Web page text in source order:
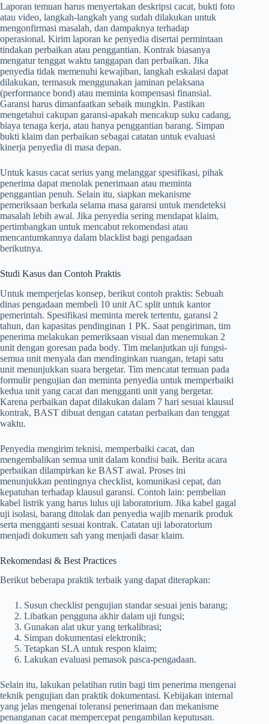
Laporan temuan harus menyertakan deskripsi cacat, bukti foto
atau video, langkah-langkah yang sudah dilakukan untuk
mengonfirmasi masalah, dan dampaknya terhadap
operasional. Kirim laporan ke penyedia disertai permintaan
tindakan perbaikan atau penggantian. Kontrak biasanya
mengatur tenggat waktu tanggapan dan perbaikan. Jika
penyedia tidak memenuhi kewajiban, langkah eskalasi dapat
dilakukan, termasuk menggunakan jaminan pelaksana
(performance bond) atau meminta kompensasi finansial.
Garansi harus dimanfaatkan sebaik mungkin. Pastikan
mengetahui cakupan garansi-apakah mencakup suku cadang,
biaya tenaga kerja, atau hanya penggantian barang. Simpan
bukti klaim dan perbaikan sebagai catatan untuk evaluasi
kinerja penyedia di masa depan.
Untuk kasus cacat serius yang melanggar spesifikasi, pihak
penerima dapat menolak penerimaan atau meminta
penggantian penuh. Selain itu, siapkan mekanisme
pemeriksaan berkala selama masa garansi untuk mendeteksi
masalah lebih awal. Jika penyedia sering mendapat klaim,
pertimbangkan untuk mencabut rekomendasi atau
mencantumkannya dalam blacklist bagi pengadaan
berikutnya.
Studi Kasus dan Contoh Praktis
Untuk memperjelas konsep, berikut contoh praktis: Sebuah
dinas pengadaan membeli 10 unit AC split untuk kantor
pemerintah. Spesifikasi meminta merek tertentu, garansi 2
tahun, dan kapasitas pendinginan 1 PK. Saat pengiriman, tim
penerima melakukan pemeriksaan visual dan menemukan 2
unit dengan goresan pada body. Tim melanjutkan uji fungsi-
semua unit menyala dan mendinginkan ruangan, tetapi satu
unit menunjukkan suara bergetar. Tim mencatat temuan pada
formulir pengujian dan meminta penyedia untuk memperbaiki
kedua unit yang cacat dan mengganti unit yang bergetar.
Karena perbaikan dapat dilakukan dalam 7 hari sesuai klausul
kontrak, BAST dibuat dengan catatan perbaikan dan tenggat
waktu.
Penyedia mengirim teknisi, memperbaiki cacat, dan
mengembalikan semua unit dalam kondisi baik. Berita acara
perbaikan dilampirkan ke BAST awal. Proses ini
menunjukkan pentingnya checklist, komunikasi cepat, dan
kepatuhan terhadap klausul garansi. Contoh lain: pembelian
kabel listrik yang harus lulus uji laboratorium. Jika kabel gagal
uji isolasi, barang ditolak dan penyedia wajib menarik produk
serta mengganti sesuai kontrak. Catatan uji laboratorium
menjadi dokumen sah yang menjadi dasar klaim.
Rekomendasi & Best Practices
Berikut beberapa praktik terbaik yang dapat diterapkan:
Susun checklist pengujian standar sesuai jenis barang;
Libatkan pengguna akhir dalam uji fungsi;
Gunakan alat ukur yang terkalibrasi;
Simpan dokumentasi elektronik;
Tetapkan SLA untuk respon klaim;
Lakukan evaluasi pemasok pasca-pengadaan.
Selain itu, lakukan pelatihan rutin bagi tim penerima mengenai
teknik pengujian dan praktik dokumentasi. Kebijakan internal
yang jelas mengenai toleransi penerimaan dan mekanisme
penanganan cacat mempercepat pengambilan keputusan.